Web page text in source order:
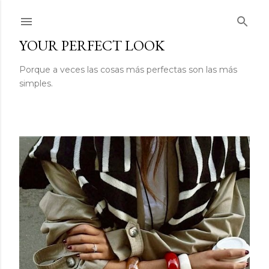
YOUR PERFECT LOOK
Porque a veces las cosas más perfectas son las más
simples.
E
n
t
r
a